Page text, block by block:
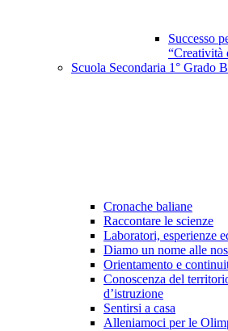
Successo
“Creatività
Scuola Secondaria 1° Grado
Cronache baliane
Raccontare le scienze
Laboratori, esperienze
Diamo un nome alle
Orientamento e
Conoscenza del
d’istruzione
Sentirsi a casa
Alleniamoci per le